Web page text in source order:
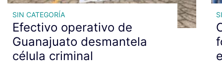
SIN CATEGORÍA
Efectivo operativo de
Guanajuato desmantela
célula criminal